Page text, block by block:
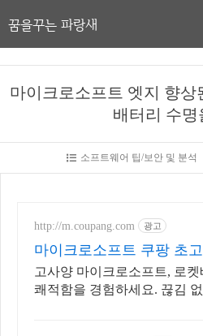
꿈을꾸는 파랑새
마이크로소프트 엣지 향상
배터리 수명
소프트웨어 팁/보안 및 분석
http://m.coupang.com 광고
마이크로소프트 쿠팡 초
이
고사양 마이크로소프트, 로
쾌적함을 경험하세요. 끊김